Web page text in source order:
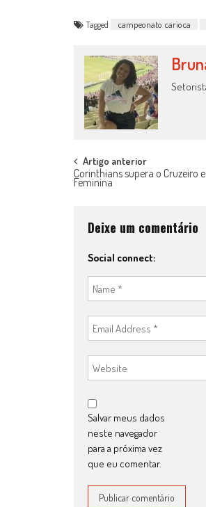
Tagged campeonato carioca
Post
navigation
Artigo anterior
Corinthians supera o Cruzeiro
Feminina
Deixe um comentário
Social connect:
Salvar meus dados
neste navegador
para a próxima vez
que eu comentar.